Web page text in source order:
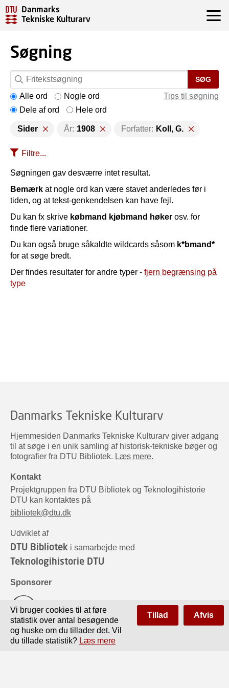
Danmarks
Tekniske Kulturarv
Søgning
SØG
Tips til søgning
Alle ord
Nogle ord
Dele af ord
Hele ord
Sider År: 1908 Forfatter: Koll, G.
Filtre...
Søgningen gav desværre intet resultat.
Bemærk at nogle ord kan være stavet anderledes før i
tiden, og at tekst-genkendelsen kan have fejl.
Du kan fx skrive købmand kjøbmand høker osv. for
finde flere variationer.
Du kan også bruge såkaldte wildcards såsom k*bmand*
for at søge bredt.
Der findes resultater for andre typer - fjern begrænsing på
type
Danmarks Tekniske Kulturarv
Hjemmesiden Danmarks Tekniske Kulturarv giver adgang
til at søge i en unik samling af historisk-tekniske bøger og
fotografier fra DTU Bibliotek. Læs mere.
Kontakt
Projektgruppen fra DTU Bibliotek og Teknologihistorie
DTU kan kontaktes på
bibliotek@dtu.dk
Udviklet af
DTU Bibliotek i samarbejde med
Teknologihistorie DTU
Sponsorer
Vi bruger cookies til at føre
statistik over antal besøgende
og huske om du tillader det. Vil
du tillade statistik? Læs mere
Tillad Afvis